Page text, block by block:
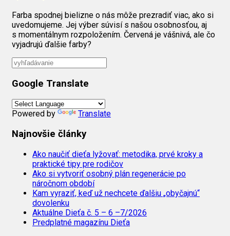
Farba spodnej bielizne o nás môže prezradiť viac, ako si
uvedomujeme. Jej výber súvisí s našou osobnosťou, aj
s momentálnym rozpoložením. Červená je vášnivá, ale čo
vyjadrujú ďalšie farby?
Google Translate
Powered by Translate
Najnovšie články
Ako naučiť dieťa lyžovať: metodika, prvé kroky a
praktické tipy pre rodičov
Ako si vytvoriť osobný plán regenerácie po
náročnom období
Kam vyraziť, keď už nechcete ďalšiu „obyčajnú“
dovolenku
Aktuálne Dieťa č. 5 – 6 –7/2026
Predplatné magazínu Dieťa